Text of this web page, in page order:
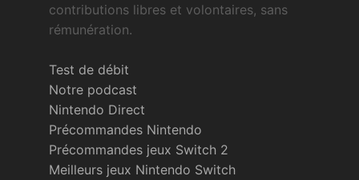
contributions libres et volontaires, sans
rémunération.
Test de débit
Notre podcast
Nintendo Direct
Précommandes Nintendo
Précommandes jeux Switch 2
Meilleurs jeux Nintendo Switch